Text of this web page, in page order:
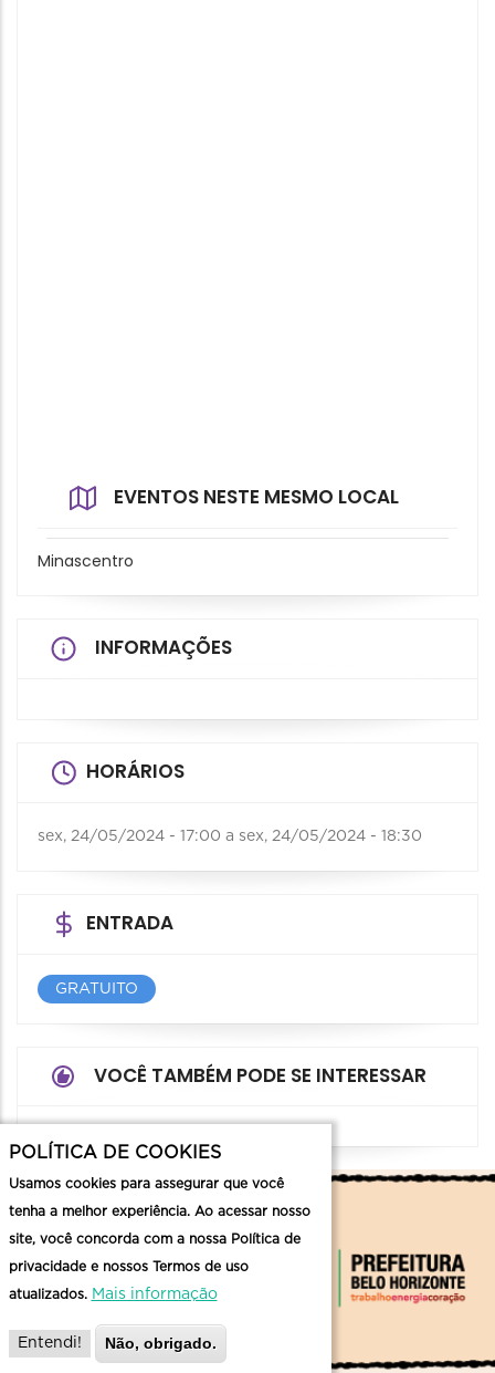
EVENTOS NESTE MESMO LOCAL
Minascentro
INFORMAÇÕES
HORÁRIOS
sex, 24/05/2024 - 17:00 a sex, 24/05/2024 - 18:30
ENTRADA
GRATUITO
VOCÊ TAMBÉM PODE SE INTERESSAR
POLÍTICA DE COOKIES
Usamos cookies para assegurar que você
tenha a melhor experiência. Ao acessar nosso
site, você concorda com a nossa Política de
privacidade e nossos Termos de uso
atualizados. Mais informação
Entendi! Não, obrigado.